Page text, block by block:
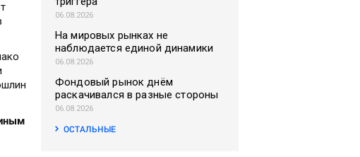
06.08.2026
На мировых рынках не
наблюдается единой динамики
06.08.2026
Фондовый рынок днём
раскачивался в разные стороны
06.08.2026
ОСТАЛЬНЫЕ